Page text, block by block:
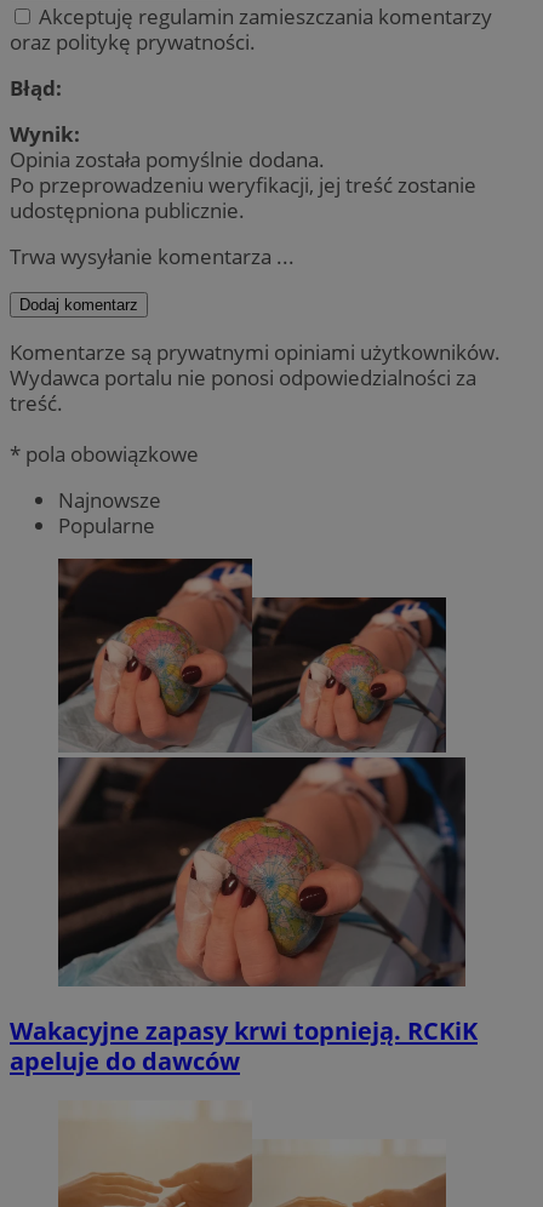
Akceptuję regulamin zamieszczania komentarzy
oraz politykę prywatności.
Błąd:
Wynik:
Opinia została pomyślnie dodana.
Po przeprowadzeniu weryfikacji, jej treść zostanie
udostępniona publicznie.
Trwa wysyłanie komentarza ...
Dodaj komentarz
Komentarze są prywatnymi opiniami użytkowników.
Wydawca portalu nie ponosi odpowiedzialności za
treść.
* pola obowiązkowe
Najnowsze
Popularne
Wakacyjne zapasy krwi topnieją. RCKiK
apeluje do dawców